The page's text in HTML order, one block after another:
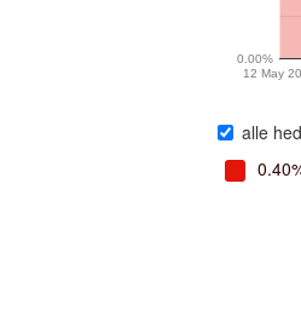
12 May
0.00%
alle